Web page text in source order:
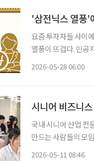
'삼전닉스 열풍'
요즘 투자자들 사이
열풍이 뜨겁다. 인공
2026-05-28 06:00
시니어 비즈니
국내 시니어 산업 전
만드는 사람들의 모임’을 주제
2026-05-11 08:46